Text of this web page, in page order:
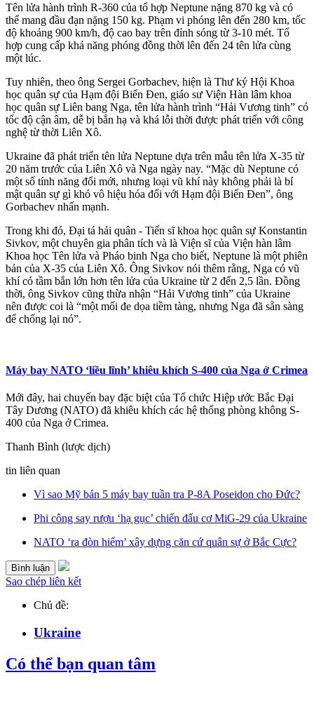
Tên lửa hành trình R-360 của tổ hợp Neptune nặng 870 kg và có
thể mang đầu đạn nặng 150 kg. Phạm vi phóng lên đến 280 km, tốc
độ khoảng 900 km/h, độ cao bay trên đỉnh sóng từ 3-10 mét. Tổ
hợp cung cấp khả năng phóng đồng thời lên đến 24 tên lửa cùng
một lúc.
Tuy nhiên, theo ông Sergei Gorbachev, hiện là Thư ký Hội Khoa
học quân sự của Hạm đội Biển Đen, giáo sư Viện Hàn lâm khoa
học quân sự Liên bang Nga, tên lửa hành trình “Hải Vương tinh” có
tốc độ cận âm, dễ bị bắn hạ và khá lỗi thời được phát triển với công
nghệ từ thời Liên Xô.
Ukraine đã phát triển tên lửa Neptune dựa trên mẫu tên lửa X-35 từ
20 năm trước của Liên Xô và Nga ngày nay. “Mặc dù Neptune có
một số tính năng đổi mới, nhưng loại vũ khí này không phải là bí
mật quân sự gì khó vô hiệu hóa đối với Hạm đội Biển Đen”, ông
Gorbachev nhấn mạnh.
Trong khi đó, Đại tá hải quân - Tiến sĩ khoa học quân sự Konstantin
Sivkov, một chuyên gia phân tích và là Viện sĩ của Viện hàn lâm
Khoa học Tên lửa và Pháo binh Nga cho biết, Neptune là một phiên
bản của X-35 của Liên Xô. Ông Sivkov nói thêm rằng, Nga có vũ
khí có tầm bắn lớn hơn tên lửa của Ukraine từ 2 đến 2,5 lần. Đồng
thời, ông Sivkov cũng thừa nhận “Hải Vương tinh” của Ukraine
nên được coi là “một mối đe dọa tiềm tàng, nhưng Nga đã sẵn sàng
để chống lại nó”.
Máy bay NATO ‘liều lĩnh’ khiêu khích S-400 của Nga ở Crimea
Mới đây, hai chuyến bay đặc biệt của Tổ chức Hiệp ước Bắc Đại
Tây Dương (NATO) đã khiêu khích các hệ thống phòng không S-
400 của Nga ở Crimea.
Thanh Bình (lược dịch)
tin liên quan
Vì sao Mỹ bán 5 máy bay tuần tra P-8A Poseidon cho Đức?
Phi công say rượu ‘hạ gục’ chiến đấu cơ MiG-29 của Ukraine
NATO ‘ra đòn hiểm’ xây dựng căn cứ quân sự ở Bắc Cực?
Bình luận
Sao chép liên kết
Chủ đề:
Ukraine
Có thể bạn quan tâm